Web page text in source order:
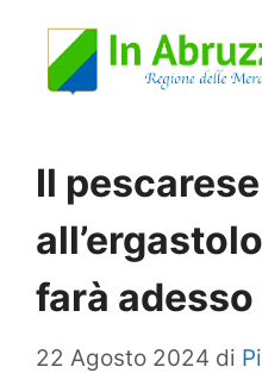
Il
farà
22 Agosto 2024 di